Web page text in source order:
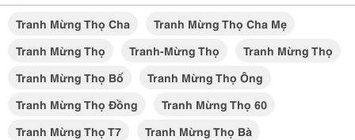
Tranh Mừng Thọ Cha
Tranh Mừng Thọ Cha Mẹ
Tranh Mừng Thọ
Tranh-Mừng Thọ
Tranh Mừng Thọ
Tranh Mừng Thọ Bố
Tranh Mừng Thọ Ông
Tranh Mừng Thọ Đồng
Tranh Mừng Thọ 60
Tranh Mừng Thọ T7
Tranh Mừng Thọ Bà